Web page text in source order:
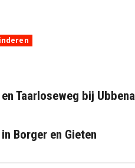
Taarloseweg bij Ubbena
Borger en Gieten